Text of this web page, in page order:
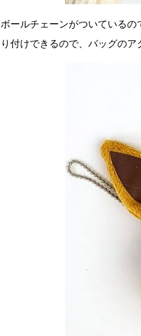
ボールチェーンがついている
り付けできるので、バッグのア